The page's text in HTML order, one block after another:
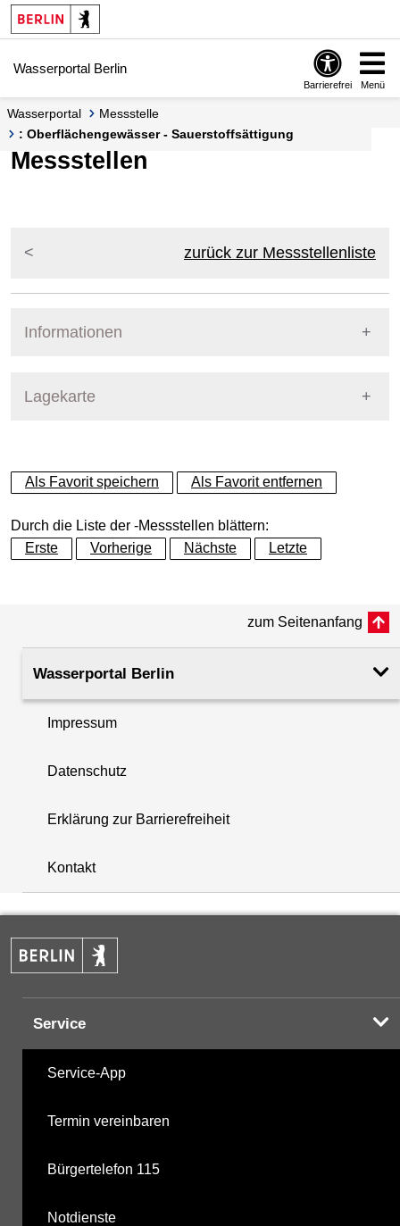
Springe zur Navigation
Springe zum Inhalt
Wasserportal Berlin
Barrierefrei Menü
Wasserportal
Messstelle
: Oberflächengewässer - Sauerstoffsättigung
Messstellen
zurück zur Messstellenliste
Informationen
Lagekarte
+
−
+
−
Als Favorit speichern Als Favorit entfernen
Durch die Liste der -Messstellen blättern:
Erste
Vorherige Nächste Letzte
zum Seitenanfang
Wasserportal Berlin
Impressum
Datenschutz
Erklärung zur Barrierefreiheit
Kontakt
Service
Service-App
Termin vereinbaren
Bürgertelefon 115
Notdienste